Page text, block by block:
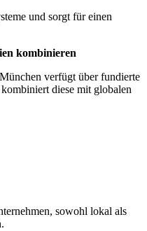
und sorgt für einen
kombinieren
verfügt über fundierte
diese mit globalen
sowohl lokal als